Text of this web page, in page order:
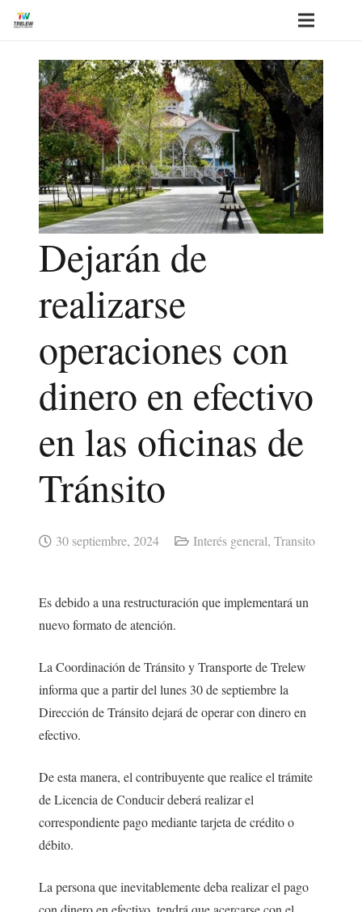
Dejarán de
realizarse
operaciones con
dinero en efectivo
en las oficinas de
Tránsito
30 septiembre, 2024 Interés general, Transito
Es debido a una restructuración que implementará un
nuevo formato de atención.
La Coordinación de Tránsito y Transporte de Trelew
informa que a partir del lunes 30 de septiembre la
Dirección de Tránsito dejará de operar con dinero en
efectivo.
De esta manera, el contribuyente que realice el trámite
de Licencia de Conducir deberá realizar el
correspondiente pago mediante tarjeta de crédito o
débito.
La persona que inevitablemente deba realizar el pago